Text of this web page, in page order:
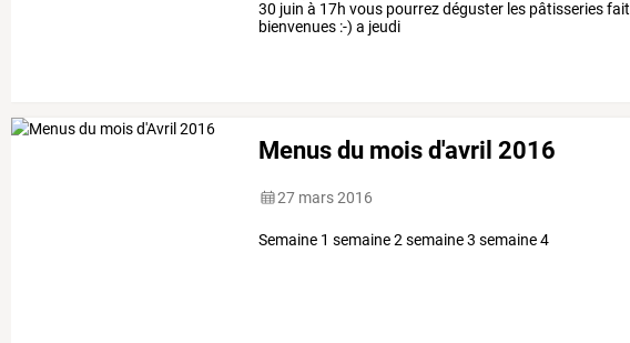
30 juin à 17h vous pourrez déguster les pâtisseries
bienvenues :-) a jeudi
Menus du mois d'avril 2016
27 mars 2016
Semaine 1 semaine 2 semaine 3 semaine 4